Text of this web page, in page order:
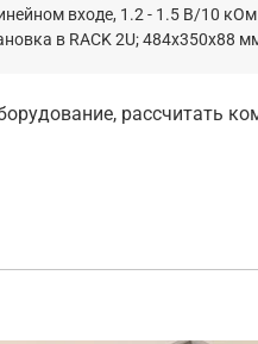
входе, 1.2 - 1.5 В/10
в RACK 2U; 484х350х88
рассчитать